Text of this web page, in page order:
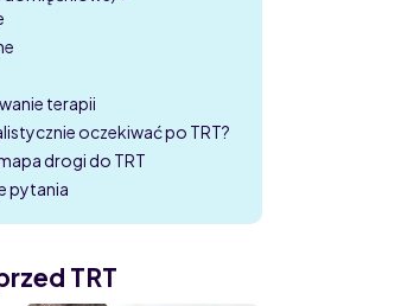
terapii
oczekiwać po TRT?
drogi do TRT
pytania
TRT